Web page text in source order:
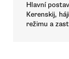
Hlavní
Kerenskij,
režimu a